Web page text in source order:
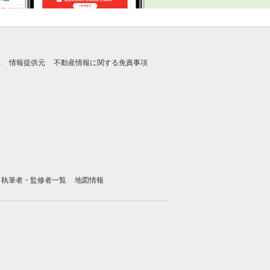
情報提供元 不動産情報に関する免責事項
執筆者・監修者一覧 地図情報